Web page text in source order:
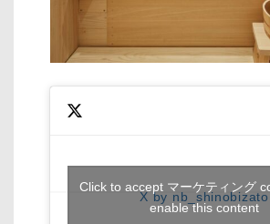
X by nb_shinobizato
Click to accept マーケティング
enable this content